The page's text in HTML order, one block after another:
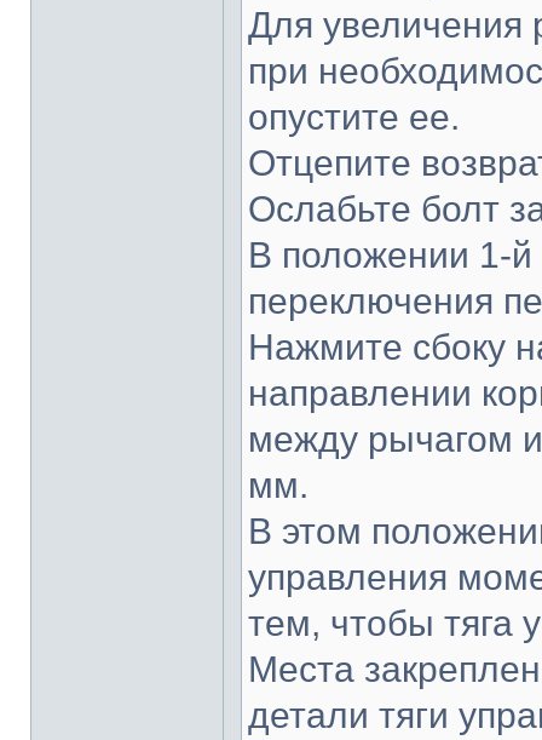
Для увеличения
при
опустите ее.
Отцепите
Ослабьте болт
В положении 1-
переключения
Нажмите сбоку
направлении
между рычагом
мм.
В этом
управления
тем, чтобы тяга
Места
детали тяги